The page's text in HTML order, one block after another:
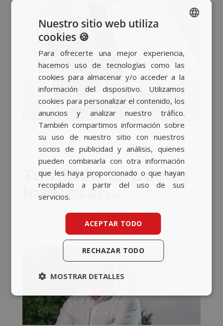
También te puede
interesar…
BASQUE
ENGLISH
Nuestro sitio web utiliza
cookies 🍪
Para ofrecerte una mejor experiencia,
hacemos uso de tecnologías como las
cookies para almacenar y/o acceder a la
información del dispositivo. Utilizamos
cookies para personalizar el contenido, los
anuncios y analizar nuestro tráfico.
También compartimos información sobre
su uso de nuestro sitio con nuestros
socios de publicidad y análisis, quienes
pueden combinarla con otra información
que les haya proporcionado o que hayan
recopilado a partir del uso de sus
servicios.
ACEPTAR TODO
RECHAZAR TODO
MOSTRAR DETALLES